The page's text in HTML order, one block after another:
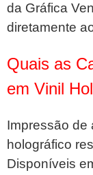
da Gráfica
diretamente
Quais as
em Vinil
Impressão de
holográfico
Disponíveis